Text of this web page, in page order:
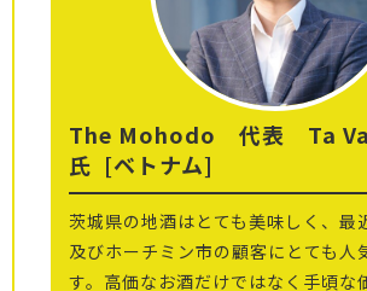
The Mohodo 代表 Ta
氏 [ベトナム]
茨城県の地酒はとても美味しく、最
及びホーチミン市の顧客にとても人
す。高価なお酒だけではなく手頃な